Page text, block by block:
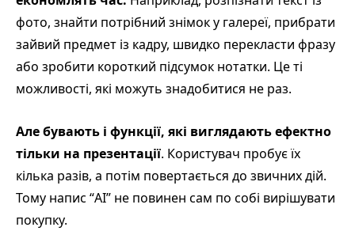
фото, знайти потрібний знімок у галереї, прибрати
зайвий предмет із кадру, швидко перекласти фразу
або зробити короткий підсумок нотатки. Це ті
можливості, які можуть знадобитися не раз.
Але бувають і функції, які виглядають ефектно
тільки на презентації. Користувач пробує їх
кілька разів, а потім повертається до звичних дій.
Тому напис “AI” не повинен сам по собі вирішувати
покупку.